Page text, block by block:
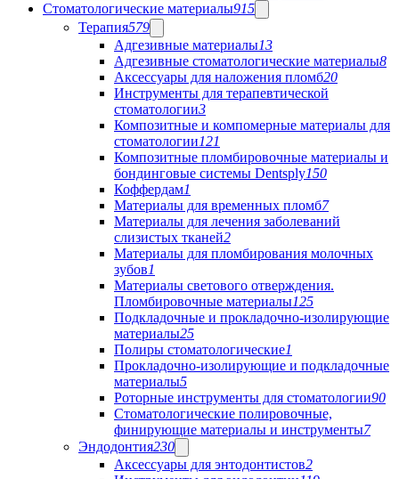
Стоматологические материалы915
Терапия579
Адгезивные материалы13
Адгезивные стоматологические материалы8
Аксессуары для наложения пломб20
Инструменты для терапевтической
стоматологии3
Композитные и компомерные материалы для
стоматологии121
Композитные пломбировочные материалы и
бондинговые системы Dentsply150
Коффердам1
Материалы для временных пломб7
Материалы для лечения заболеваний
слизистых тканей2
Материалы для пломбирования молочных
зубов1
Материалы светового отверждения.
Пломбировочные материалы125
Подкладочные и прокладочно-изолирующие
материалы25
Полиры стоматологические1
Прокладочно-изолирующие и подкладочные
материалы5
Роторные инструменты для стоматологии90
Стоматологические полировочные,
финирующие материалы и инструменты7
Эндодонтия230
Аксессуары для энтодонтистов2